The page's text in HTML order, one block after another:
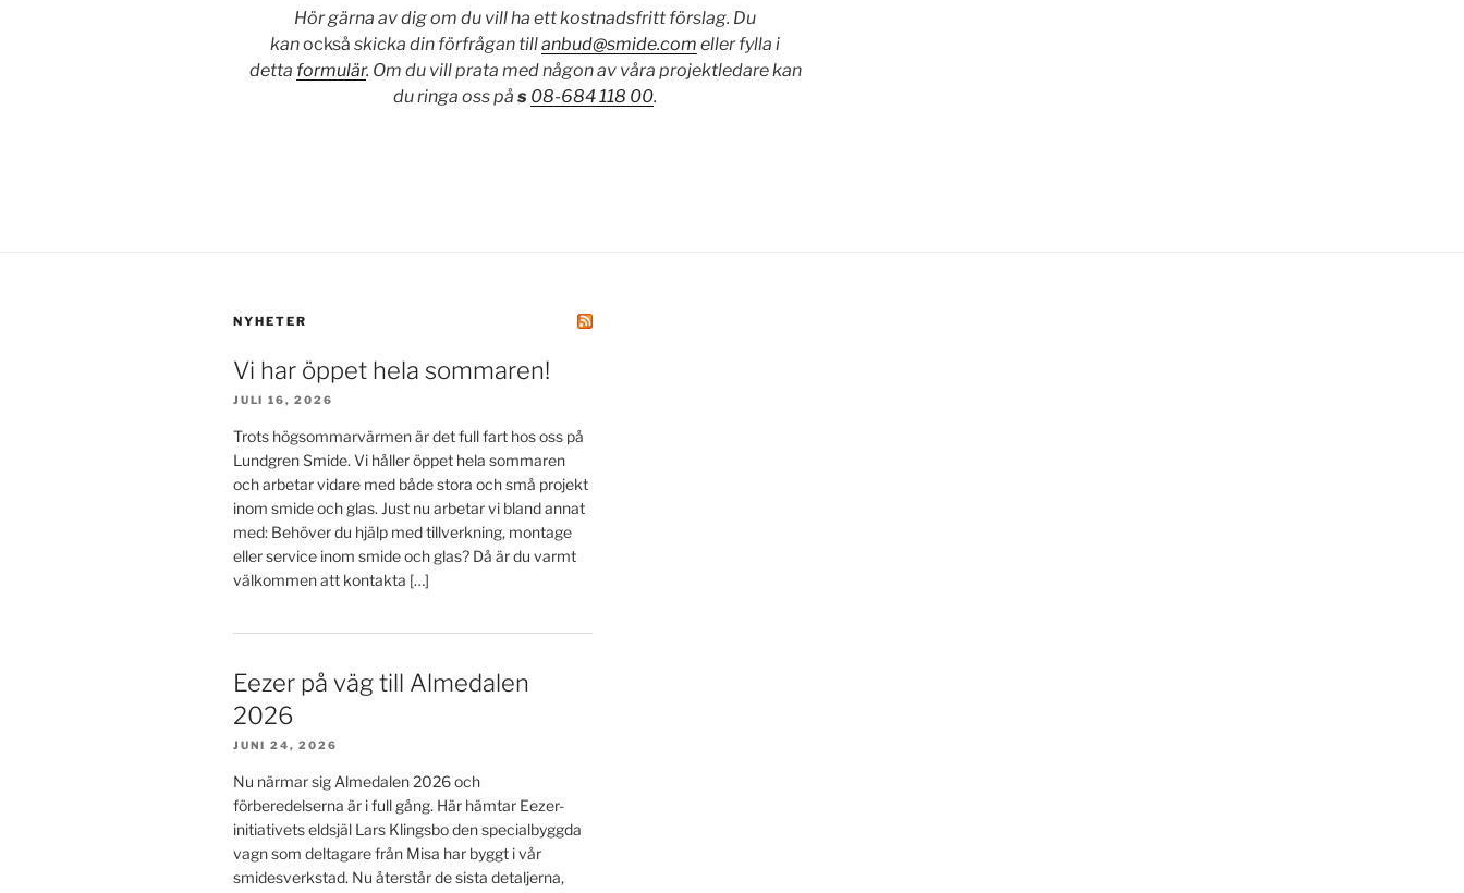
Hör gärna av dig om du vill ha ett kostnadsfritt förslag. Du
kanocksåskicka din förfrågan tillanbud@smide.com eller fylla i
detta formulär. Om du vill prata med någon av våra projektledare kan
du ringa oss pås 08-684 118 00.
NYHETER
Vi har öppet hela sommaren!
JULI 16, 2026
Trots högsommarvärmen är det full fart hos oss på
Lundgren Smide. Vi håller öppet hela sommaren
och arbetar vidare med både stora och små projekt
inom smide och glas. Just nu arbetar vi bland annat
med: Behöver du hjälp med tillverkning, montage
eller service inom smide och glas? Då är du varmt
välkommen att kontakta […]
Eezer på väg till Almedalen
2026
JUNI 24, 2026
Nu närmar sig Almedalen 2026 och
förberedelserna är i full gång. Här hämtar Eezer-
initiativets eldsjäl Lars Klingsbo den specialbyggda
vagn som deltagare från Misa har byggt i vår
smidesverkstad. Nu återstår de sista detaljerna,